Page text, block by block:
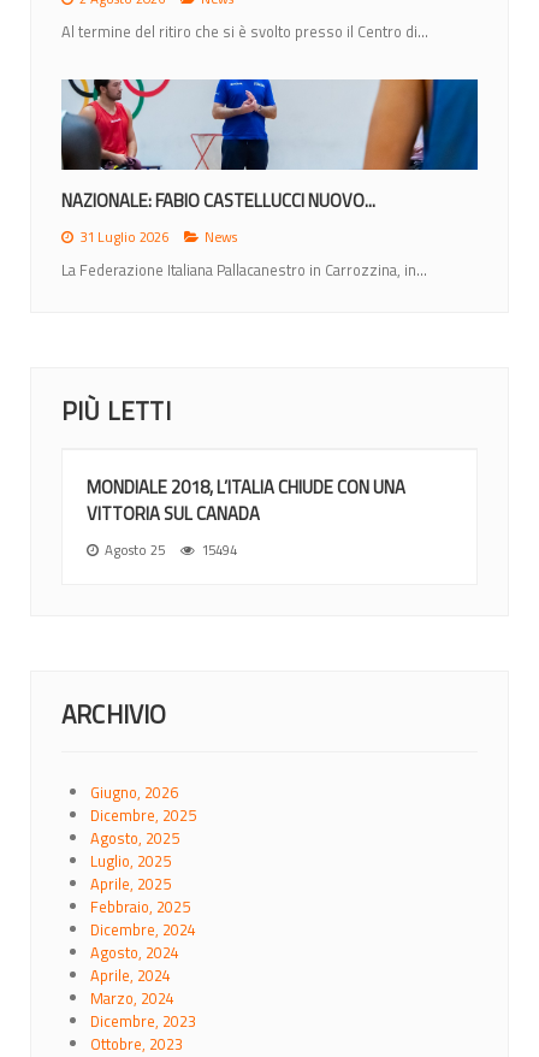
Al termine del ritiro che si è svolto presso il Centro di...
NAZIONALE: FABIO CASTELLUCCI NUOVO...
31 Luglio 2026 News
La Federazione Italiana Pallacanestro in Carrozzina, in...
PIÙ LETTI
MONDIALE 2018, L’ITALIA CHIUDE CON UNA
VITTORIA SUL CANADA
Agosto 25 15494
ARCHIVIO
Giugno, 2026
Dicembre, 2025
Agosto, 2025
Luglio, 2025
Aprile, 2025
Febbraio, 2025
Dicembre, 2024
Agosto, 2024
Aprile, 2024
Marzo, 2024
Dicembre, 2023
Ottobre, 2023